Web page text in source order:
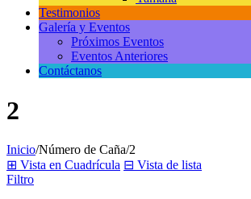
Testimonios
Galería y Eventos
Próximos Eventos
Eventos Anteriores
Contáctanos
2
Inicio/Número de Caña/2
⊞ Vista en Cuadrícula ⊟ Vista de lista
Filtro